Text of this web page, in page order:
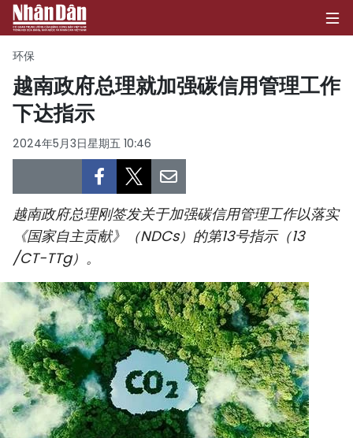
政治
经济
社会
文化
体育
国际
旅游
环保
越南政府总理就加强碳信用管理工作
下达指示
2024年5月3日星期五 10:46
越南政府总理刚签发关于加强碳信用管理工作以落实
《国家自主贡献》（NDCs）的第13号指示（13
/CT-TTg）。